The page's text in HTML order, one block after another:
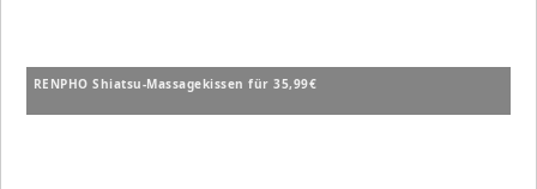
RENPHO Shiatsu-Massagekissen für 35,99€